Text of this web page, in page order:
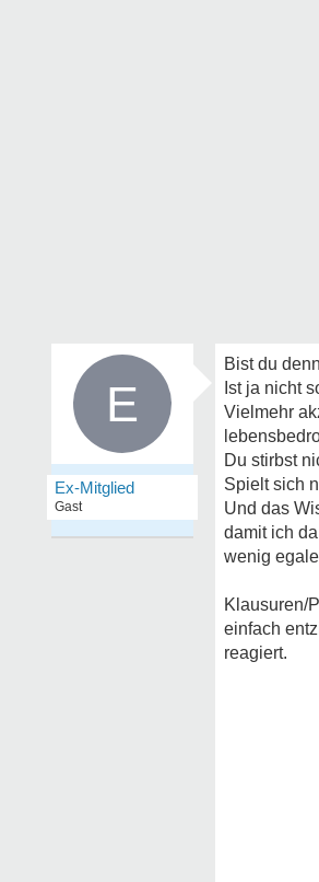
E
Ex-Mitglied
Gast
Bist du
Ist ja nicht
Vielmehr
Du stirbst
Spielt sich
Und das
damit ich
wenig
Klausuren/
einfach
reagiert.